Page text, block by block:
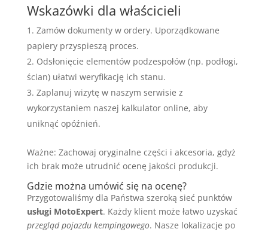
Wskazówki dla właścicieli
Zamów dokumenty w ordery. Uporządkowane
papiery przyspieszą proces.
Odsłonięcie elementów podzespołów (np. podłogi,
ścian) ułatwi weryfikację ich stanu.
Zaplanuj wizytę w naszym serwisie z
wykorzystaniem naszej kalkulator online, aby
uniknąć opóźnień.
Ważne: Zachowaj oryginalne części i akcesoria, gdyż
ich brak może utrudnić ocenę jakości produkcji.
Gdzie można umówić się na ocenę?
Przygotowaliśmy dla Państwa szeroką sieć punktów
usługi MotoExpert. Każdy klient może łatwo uzyskać
przegląd pojazdu kempingowego. Nasze lokalizacje po